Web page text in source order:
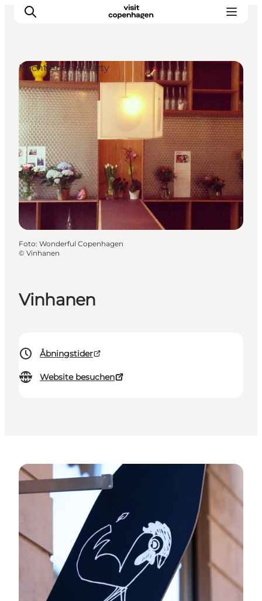
Aktivitäten
Essen und Trinken
Planen
Vinhanen
Åbningstider
Website besuchen
Nachtleben & Party
Foto: Wonderful Copenhagen
© Vinhanen